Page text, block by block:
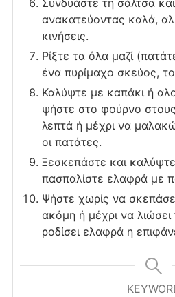
Συνδυάστε τη σάλτσα
ανακατεύοντας καλά,
κινήσεις.
Ρίξτε τα όλα μαζί
ένα πυρίμαχο σκεύος,
Καλύψτε με καπάκι ή
ψήστε στο φούρνο
λεπτά ή μέχρι να
οι πατάτες.
Ξεσκεπάστε και
πασπαλίστε ελαφρά με
Ψήστε χωρίς να
ακόμη ή μέχρι να λιώσει
ροδίσει ελαφρά η